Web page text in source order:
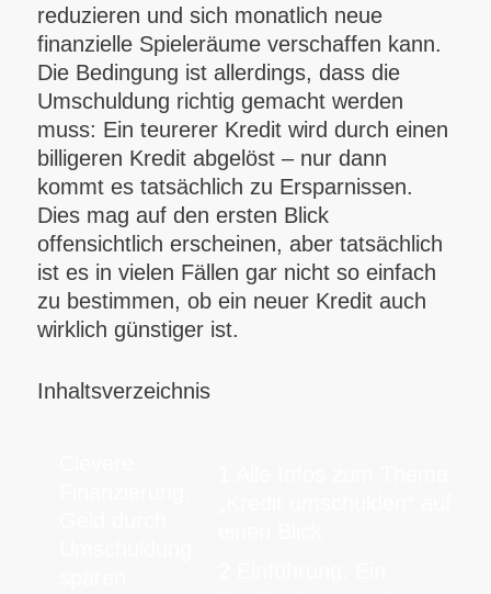
reduzieren und sich monatlich neue
finanzielle Spieleräume verschaffen kann.
Die Bedingung ist allerdings, dass die
Umschuldung richtig gemacht werden
muss: Ein teurerer Kredit wird durch einen
billigeren Kredit abgelöst – nur dann
kommt es tatsächlich zu Ersparnissen.
Dies mag auf den ersten Blick
offensichtlich erscheinen, aber tatsächlich
ist es in vielen Fällen gar nicht so einfach
zu bestimmen, ob ein neuer Kredit auch
wirklich günstiger ist.
Inhaltsverzeichnis